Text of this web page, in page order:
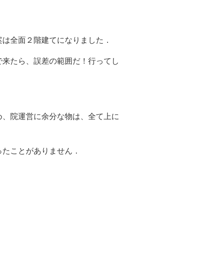
全面２階建てになりました．
たら、誤差の範囲だ！行ってし
院運営に余分な物は、全て上に
ことがありません．